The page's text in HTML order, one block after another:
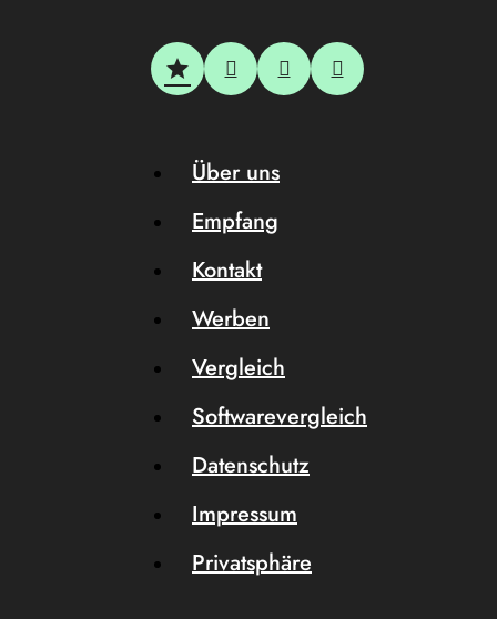
Über uns
Empfang
Kontakt
Werben
Vergleich
Softwarevergleich
Datenschutz
Impressum
Privatsphäre